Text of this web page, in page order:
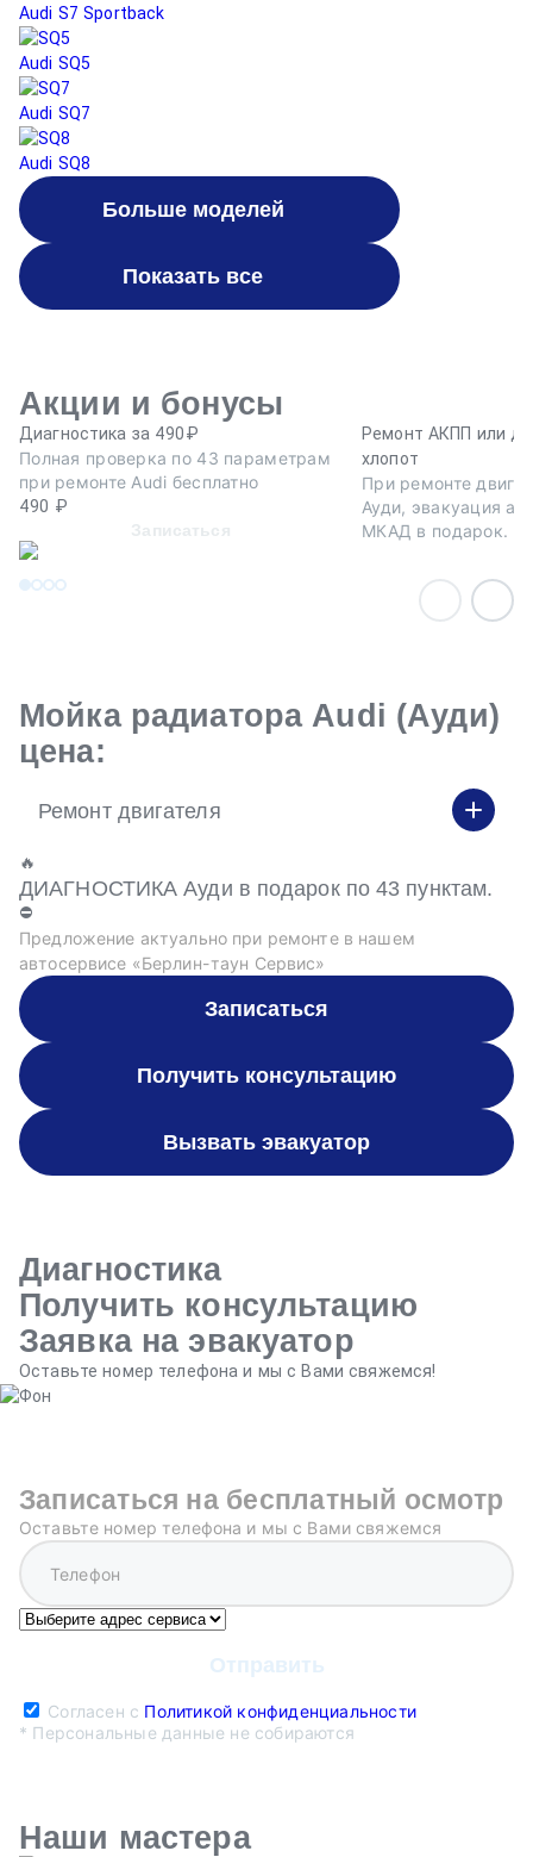
Audi S7 Sportback
Audi SQ5
Audi SQ7
Audi SQ8
Больше моделей
Показать все
Акции и бонусы
Диагностика за 490₽
Полная проверка по 43 параметрам
при ремонте Audi бесплатно
490 ₽
Записаться
Ремонт АКПП или
хлопот
При ремонте
Ауди, эвакуация
МКАД в подарок.
Мойка радиатора Audi (Ауди)
цена:
Ремонт двигателя
🔥
ДИАГНОСТИКА Ауди в подарок по 43 пунктам.
⛔
Предложение актуально при ремонте в нашем
автосервисе «Берлин-таун Сервис»
Записаться
Получить консультацию
Вызвать эвакуатор
Диагностика
Получить консультацию
Заявка на эвакуатор
Оставьте номер телефона и мы с Вами свяжемся!
Записаться на бесплатный осмотр
Оставьте номер телефона и мы с Вами свяжемся
Согласен с Политикой конфиденциальности
* Персональные данные не собираются
Наши мастера